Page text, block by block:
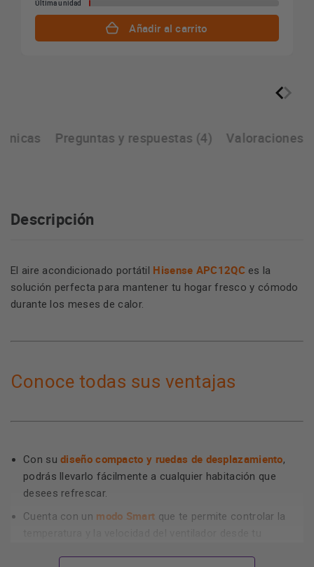
Última unidad
Añadir al carrito
Preguntas y respuestas (4) Valoraciones
Descripción
El aire acondicionado portátil Hisense APC12QC es la
solución perfecta para mantener tu hogar fresco y cómodo
durante los meses de calor.
Conoce todas sus ventajas
Con sudiseño compacto y ruedas de desplazamiento,
podrás llevarlo fácilmente a cualquier habitación que
desees refrescar.
Cuenta con un modo Smart que te permite controlar la